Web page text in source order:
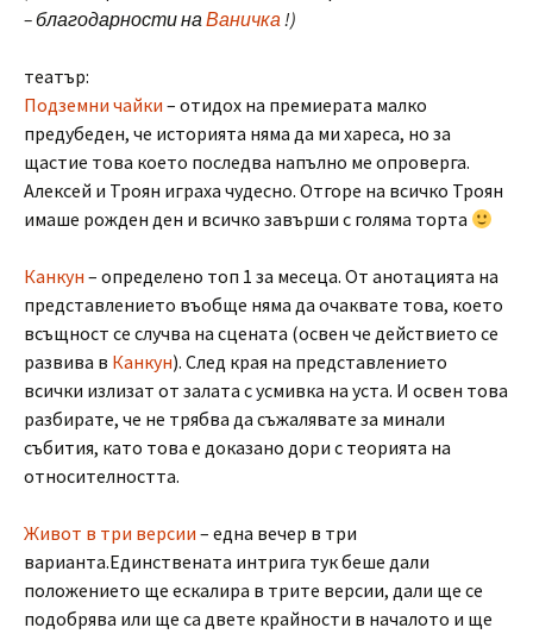
– благодарности наВаничка!)
театър:
Подземни чайки – отидох на премиерата малко
предубеден, че историята няма да ми хареса, но за
щастие това което последва напълно ме опроверга.
Алексей и Троян играха чудесно. Отгоре на всичко Троян
имаше рожден ден и всичко завърши с голяма торта
Канкун – определено топ 1 за месеца. От анотацията на
представлението въобще няма да очаквате това, което
всъщност се случва на сцената (освен че действието се
развива в Канкун). След края на представлението
всички излизат от залата с усмивка на уста. И освен това
разбирате, че не трябва да съжалявате за минали
събития, като това е доказано дори с теорията на
относителността.
Живот в три версии – една вечер в три
варианта.Единствената интрига тук беше дали
положението ще ескалира в трите версии, дали ще се
подобрява или ще са двете крайности в началото и ще